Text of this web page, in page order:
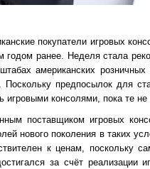
покупатели игровых
годом ранее. Неделя стала
американских
предпосылок для
игровыми консолями, пока те
поставщиком игровых
нового поколения в таких
к ценам, поскольку
за счёт реализации